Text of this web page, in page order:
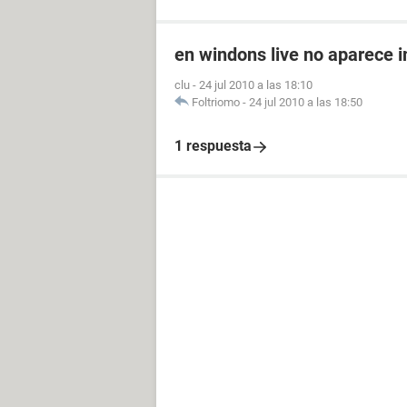
en windons live no aparece
clu - 24 jul 2010 a las 18:10
Foltriomo - 24 jul 2010 a las 18:50
1 respuesta